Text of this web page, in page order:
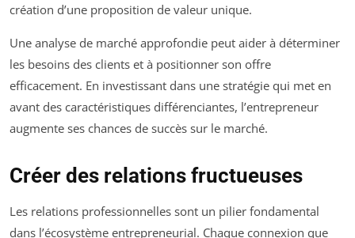
création d’une proposition de valeur unique.
Une analyse de marché approfondie peut aider à déterminer
les besoins des clients et à positionner son offre
efficacement. En investissant dans une stratégie qui met en
avant des caractéristiques différenciantes, l’entrepreneur
augmente ses chances de succès sur le marché.
Créer des relations fructueuses
Les relations professionnelles sont un pilier fondamental
dans l’écosystème entrepreneurial. Chaque connexion que